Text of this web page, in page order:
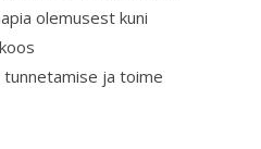
olemusest kuni
tunnetamise ja toime